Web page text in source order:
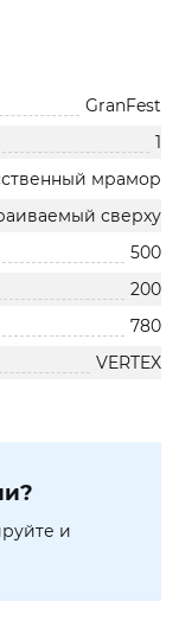
GranFest
1
мрамор
сверху
500
200
780
VERTEX
и